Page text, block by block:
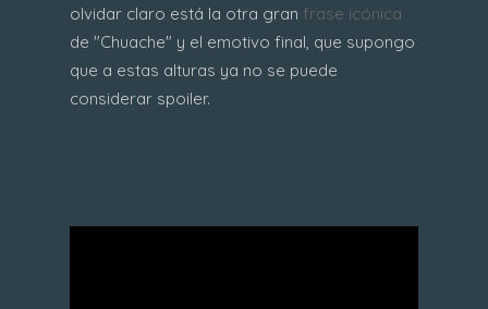
olvidar claro está la otra gran frase icónica
de "Chuache" y el emotivo final, que supongo
que a estas alturas ya no se puede
considerar spoiler.